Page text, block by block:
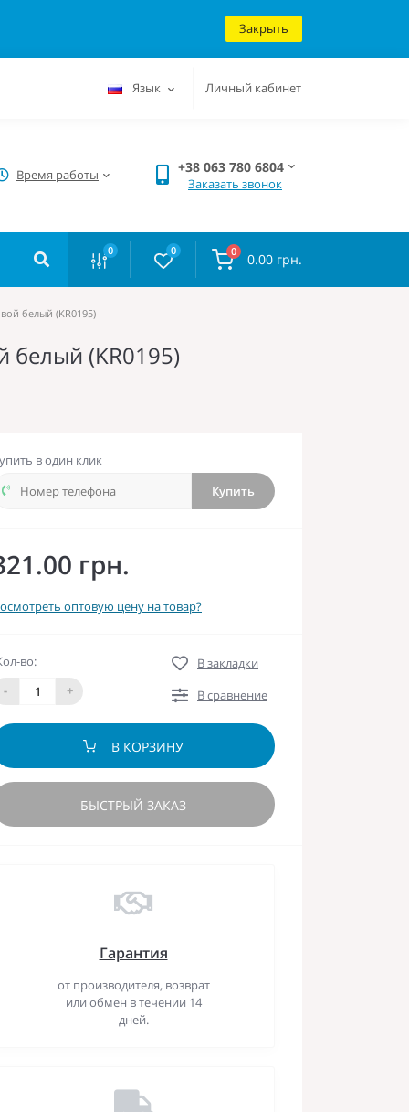
Закрыть
Язык Личный кабинет
Время работы +38 063 780 6804
Заказать звонок
0 0 0 0.00 грн.
белый (KR0195)
белый (KR0195)
в один клик
Купить
грн.
оптовую цену на товар?
во:
-
+
В закладки
В сравнение
В КОРЗИНУ
БЫСТРЫЙ ЗАКАЗ
Гарантия
от производителя, возврат
или обмен в течении 14
дней.